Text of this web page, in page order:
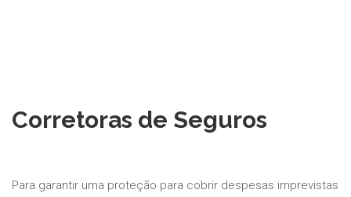
Corretoras de Seguros
Para garantir uma proteção para cobrir despesas imprevistas